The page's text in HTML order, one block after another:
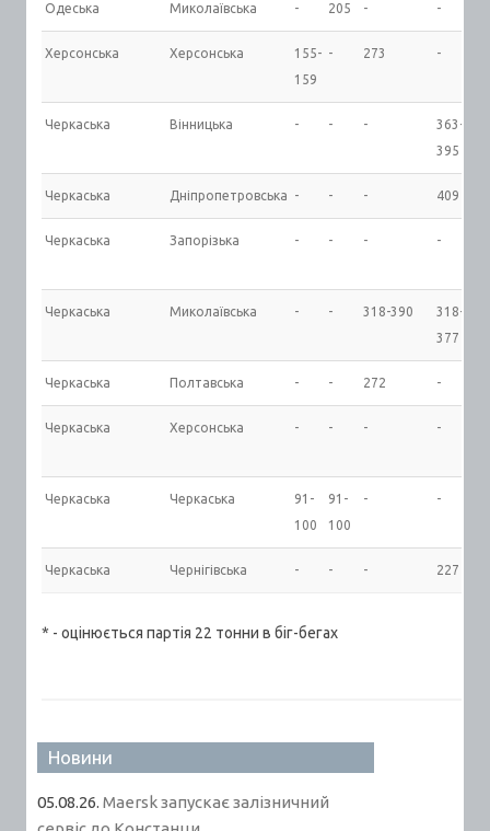
Одеська Миколаївська - 205 - -
Херсонська Херсонська
155-
159
- 273 -
Черкаська Вінницька - - -
363-
395
Черкаська Дніпропетровська - - - 409
Черкаська Запорізька - - - -
Черкаська Миколаївська - - 318-390
318-
377
Черкаська Полтавська - - 272 -
Черкаська Херсонська - - - -
Черкаська Черкаська
91-
100
91-
100
- -
Черкаська Чернігівська - - - 227
* - оцінюється партія 22 тонни в біг-бегах
Новини
05.08.26. Maersk запускає залізничний